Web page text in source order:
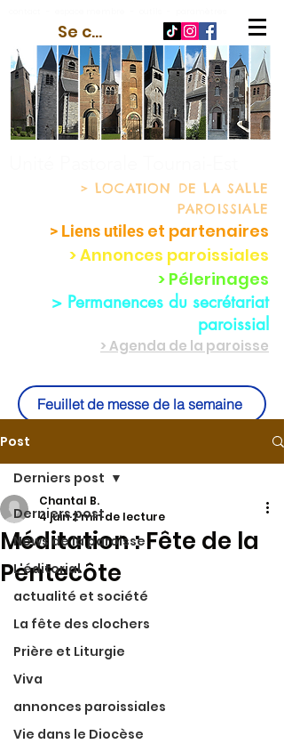
Se connecter
> LOCATION DE LA SALLE
PAROISSIALE
> Liens utiles et partenaires
> Annonces paroissiales
> Pélerinages
> Permanences du secrétariat
paroissial
> Agenda de la paroisse
Feuillet de messe de la semaine
Post
Derniers post
News de la paroisse
L'éditorial
actualité et société
La fête des clochers
Prière et Liturgie
Viva
annonces paroissiales
Vie dans le Diocèse
Derniers post
Méditation : Fête de la
Pentecôte
Chantal B.
4 juin 2 min de lecture